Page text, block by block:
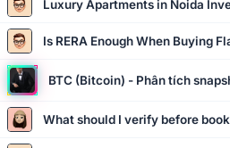
Luxury Apartments in Noida
Is RERA Enough When Buying
BTC (Bitcoin) - Phân tích
What should I verify before